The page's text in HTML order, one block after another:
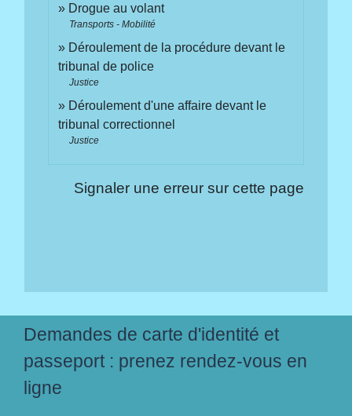
Drogue au volant
Transports - Mobilité
Déroulement de la procédure devant le
tribunal de police
Justice
Déroulement d'une affaire devant le
tribunal correctionnel
Justice
Signaler une erreur sur cette page
Demandes de carte d'identité et
passeport : prenez rendez-vous en
ligne